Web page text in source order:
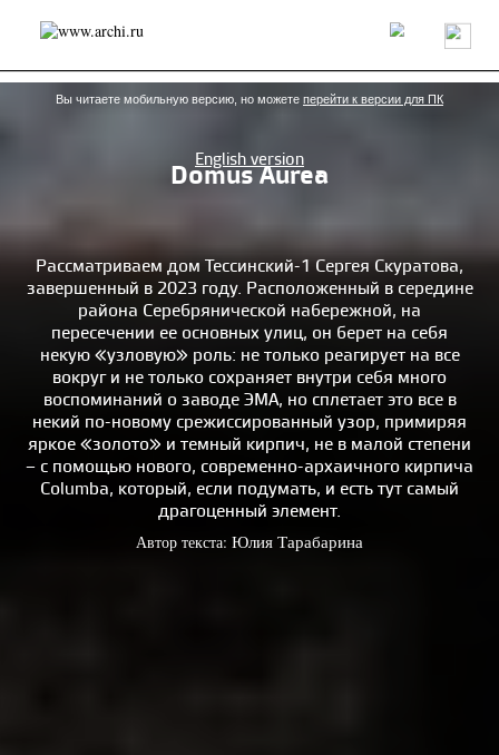
Россия Мир Технологии Интерьер Пресса
Архитекторы
Проекты
Конкурсы События Книги Вакансии
Анонсы конкурсов
Объект
Репортаж
Рецензия Архитектура
Выставка
Дизайн
Иностранцы в России
Интерьер
Наследие Образование
Урбанистика
Эко
Вы читаете мобильную версию, но можете перейти к версии для ПК
English version
Domus Aurea
Рассматриваем дом Тессинский-1 Сергея Скуратова,
завершенный в 2023 году. Расположенный в середине
района Серебрянической набережной, на
пересечении ее основных улиц, он берет на себя
некую «узловую» роль: не только реагирует на все
вокруг и не только сохраняет внутри себя много
воспоминаний о заводе ЭМА, но сплетает это все в
некий по-новому срежиссированный узор, примиряя
яркое «золото» и темный кирпич, не в малой степени
– с помощью нового, современно-архаичного кирпича
Columba, который, если подумать, и есть тут самый
драгоценный элемент.
Автор текста: Юлия Тарабарина